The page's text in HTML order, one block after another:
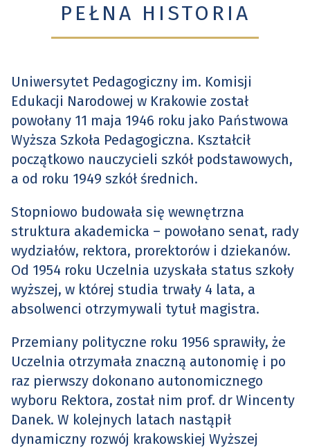
PEŁNA HISTORIA
Uniwersytet Pedagogiczny im. Komisji
Edukacji Narodowej w Krakowie został
powołany 11 maja 1946 roku jako Państwowa
Wyższa Szkoła Pedagogiczna. Kształcił
początkowo nauczycieli szkół podstawowych,
a od roku 1949 szkół średnich.
Stopniowo budowała się wewnętrzna
struktura akademicka – powołano senat, rady
wydziałów, rektora, prorektorów i dziekanów.
Od 1954 roku Uczelnia uzyskała status szkoły
wyższej, w której studia trwały 4 lata, a
absolwenci otrzymywali tytuł magistra.
Przemiany polityczne roku 1956 sprawiły, że
Uczelnia otrzymała znaczną autonomię i po
raz pierwszy dokonano autonomicznego
wyboru Rektora, został nim prof. dr Wincenty
Danek. W kolejnych latach nastąpił
dynamiczny rozwój krakowskiej Wyższej